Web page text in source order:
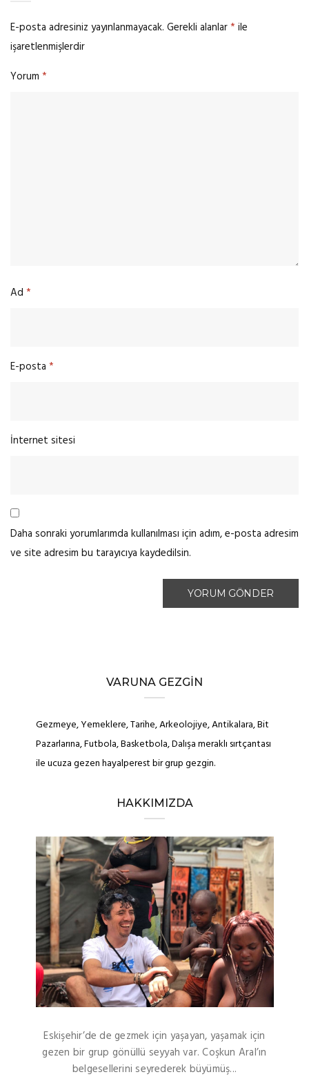
E-posta adresiniz yayınlanmayacak. Gerekli alanlar* ile
işaretlenmişlerdir
Yorum *
Ad *
E-posta *
İnternet sitesi
Daha sonraki yorumlarımda kullanılması için adım, e-posta adresim
ve site adresim bu tarayıcıya kaydedilsin.
VARUNA GEZGIN
Gezmeye, Yemeklere, Tarihe, Arkeolojiye, Antikalara, Bit
Pazarlarına, Futbola, Basketbola, Dalışa meraklı sırtçantası
ile ucuza gezen hayalperest bir grup gezgin.
HAKKIMIZDA
Eskişehir’de de gezmek için yaşayan, yaşamak için
gezen bir grup gönüllü seyyah var. Coşkun Aral’ın
belgesellerini seyrederek büyümüş...